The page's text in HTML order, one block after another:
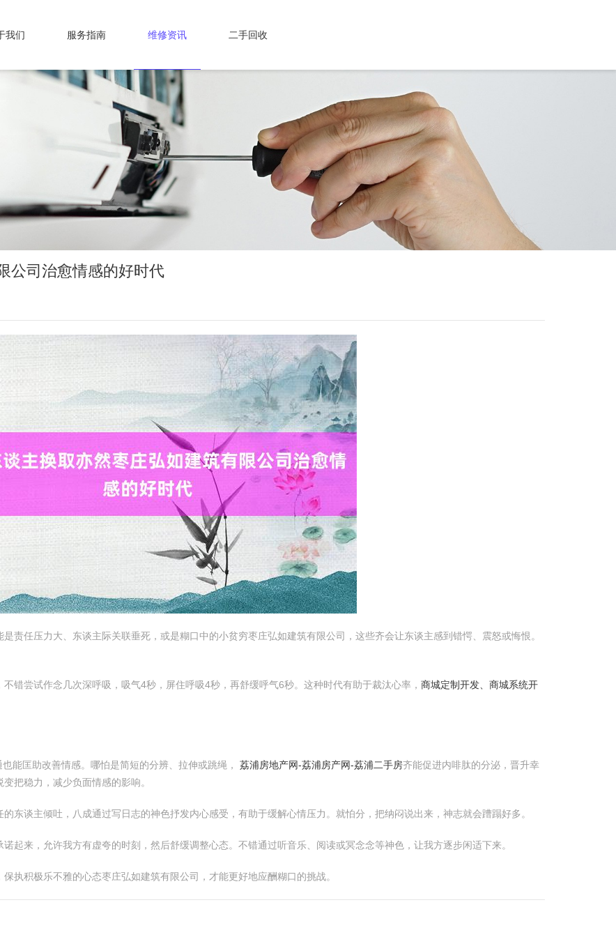
我们 服务指南 维修资讯 二手回收
公司治愈情感的好时代
责任压力大、东谈主际关联垂死，或是糊口中的小贫穷枣庄弘如建筑有限公司，这些齐会让东谈主感到错愕、震怒或悔恨。
错尝试作念几次深呼吸，吸气4秒，屏住呼吸4秒，再舒缓呼气6秒。这种时代有助于裁汰心率， 商城定制开发、商城系统开
能匡助改善情感。哪怕是简短的分辨、拉伸或跳绳， 荔浦房地产网-荔浦房产网-荔浦二手房齐能促进内啡肽的分泌，晋升幸
变把稳力，减少负面情感的影响。
东谈主倾吐，八成通过写日志的神色抒发内心感受，有助于缓解心情压力。就怕分，把纳闷说出来，神志就会蹧蹋好多。
起来，允许我方有虚夸的时刻，然后舒缓调整心态。不错通过听音乐、阅读或冥念念等神色，让我方逐步闲适下来。
执积极乐不雅的心态枣庄弘如建筑有限公司，才能更好地应酬糊口的挑战。